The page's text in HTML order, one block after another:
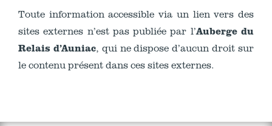
Toute information accessible via un lien vers des
sites externes n’est pas publiée par l’Auberge du
Relais d’Auniac, qui ne dispose d’aucun droit sur
le contenu présent dans ces sites externes.